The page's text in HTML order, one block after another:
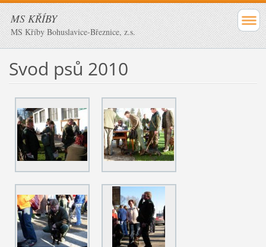
MS KŘÍBY
MS Kříby Bohuslavice-Březnice, z.s.
Svod psů 2010